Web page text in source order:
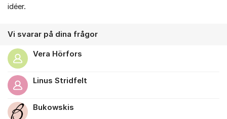
idéer.
Vi svarar på dina frågor
Vera Hörfors
Linus Stridfelt
Bukowskis